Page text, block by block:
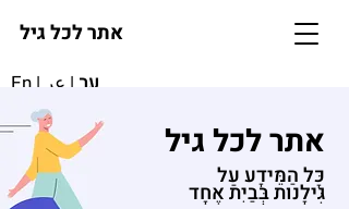
אתר לכל גיל
En | עב | عر
אתר לכל גיל
כָּל הַמֵּידָע עַל
גִּילָנוּת בְּבַיִת אֶחָד